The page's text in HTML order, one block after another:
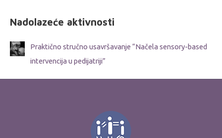
Nadolazeće aktivnosti
Praktično stručno usavršavanje “Načela sensory-based
intervencija u pedijatriji”